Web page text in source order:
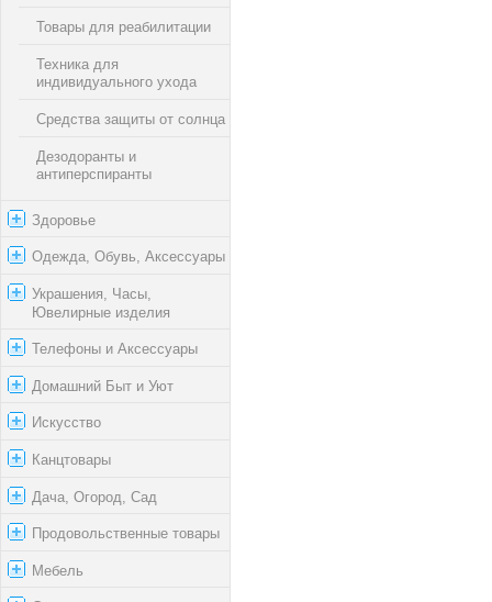
Товары для реабилитации
Техника для
индивидуального ухода
Средства защиты от солнца
Дезодоранты и
антиперспиранты
Здоровье
Одежда, Обувь, Аксессуары
Украшения, Часы,
Ювелирные изделия
Телефоны и Аксессуары
Домашний Быт и Уют
Искусство
Канцтовары
Дача, Огород, Сад
Продовольственные товары
Мебель